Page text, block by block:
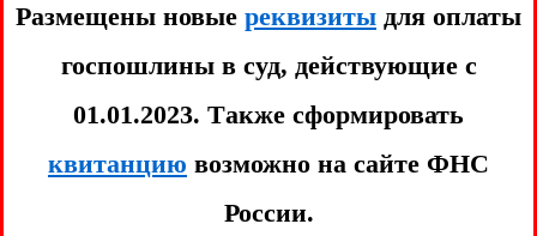
Размещены новые реквизиты для оплаты
госпошлины в суд, действующие с
01.01.2023. Tакже сформировать
квитанцию возможно на сайте ФНС
России.